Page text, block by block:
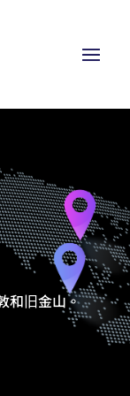
和旧金山。